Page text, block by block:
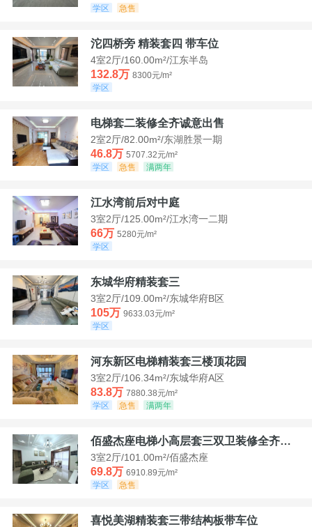
学区
急售
沱四桥旁 精装套四 带车位
4室2厅/160.00m²/江东半岛
132.8万 8300元/m²
学区
电梯套二装修全齐诚意出售
2室2厅/82.00m²/东湖胜景一期
46.8万 5707.32元/m²
学区
急售 满两年
江水湾前后对中庭
3室2厅/125.00m²/江水湾一二期
66万 5280元/m²
学区
东城华府精装套三
3室2厅/109.00m²/东城华府B区
105万 9633.03元/m²
学区
河东新区电梯精装套三楼顶花园
3室2厅/106.34m²/东城华府A区
83.8万 7880.38元/m²
学区
急售 满两年
佰盛杰座电梯小高层套三双卫装修全齐诚意出售
3室2厅/101.00m²/佰盛杰座
69.8万 6910.89元/m²
学区
急售
喜悦美湖精装套三带结构板带车位